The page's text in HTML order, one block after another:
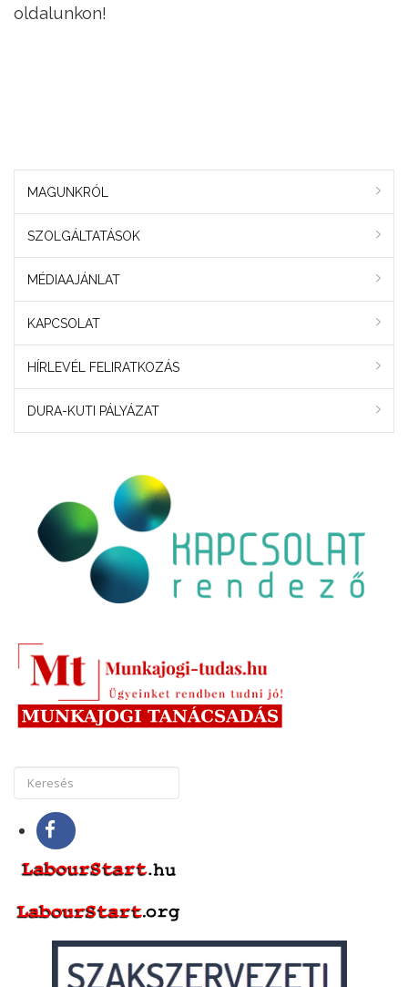
oldalunkon!
MAGUNKRÓL
SZOLGÁLTATÁSOK
MÉDIAAJÁNLAT
KAPCSOLAT
HÍRLEVÉL FELIRATKOZÁS
DURA-KUTI PÁLYÁZAT